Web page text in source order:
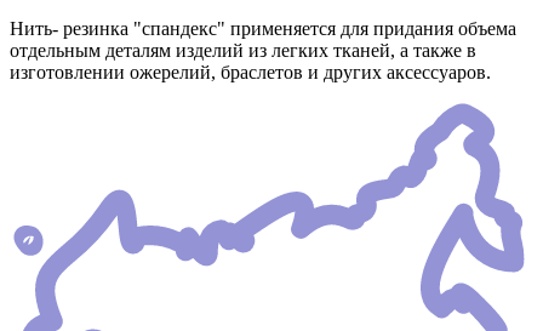
Нить- резинка "спандекс" применяется для придания объема
отдельным деталям изделий из легких тканей, а также в
изготовлении ожерелий, браслетов и других аксессуаров.